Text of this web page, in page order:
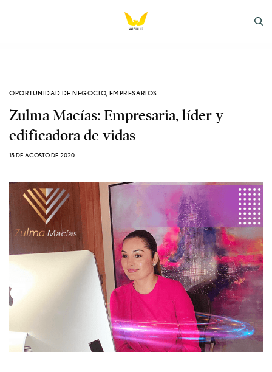
OPORTUNIDAD DE NEGOCIO, EMPRESARIOS
Zulma Macías: Empresaria, líder y
edificadora de vidas
15 DE AGOSTO DE 2020